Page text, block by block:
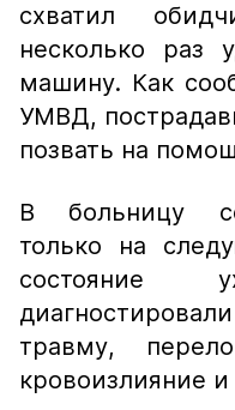
схватил
несколько раз
машину. Как
УМВД,
позвать на
В больницу
только на
состояние
травму,
кровоизлияние